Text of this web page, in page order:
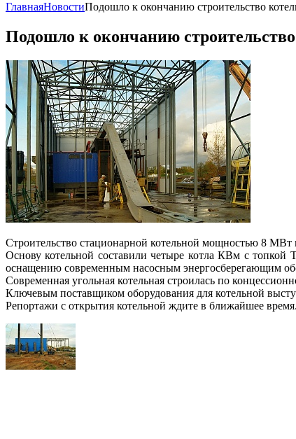
ГлавнаяНовостиПодошло к окончанию строительство
Подошло к окончанию
Строительство стационарной котельной мощностью 8 МВт
Основу котельной составили четыре котла КВм с
оснащению современным насосным энергосберегающим
Современная угольная котельная строилась по
Ключевым поставщиком оборудования для котельной
Репортажи с открытия котельной ждите в ближайшее